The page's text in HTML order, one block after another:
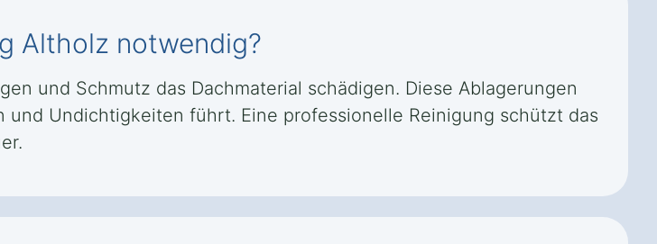
Altholz notwendig?
und Schmutz das Dachmaterial schädigen. Diese Ablagerungen
Undichtigkeiten führt. Eine professionelle Reinigung schützt das